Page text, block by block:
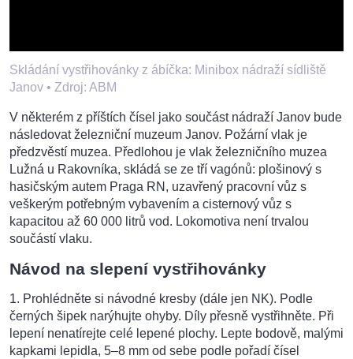
Skládání vystřihovánky z ábíčka: Minibox nádraží sídliště
Janov • Zdroj: ABM
V některém z příštích čísel jako součást nádraží Janov bude
následovat železniční muzeum Janov. Požární vlak je
předzvěstí muzea. Předlohou je vlak železničního muzea
Lužná u Rakovníka, skládá se ze tří vagónů: plošinový s
hasičským autem Praga RN, uzavřený pracovní vůz s
veškerým potřebným vybavením a cisternový vůz s
kapacitou až 60 000 litrů vod. Lokomotiva není trvalou
součástí vlaku.
Návod na slepení vystřihovánky
1. Prohlédněte si návodné kresby (dále jen NK). Podle
černých šipek narýhujte ohyby. Díly přesně vystřihněte. Při
lepení nenatírejte celé lepené plochy. Lepte bodově, malými
kapkami lepidla, 5–8 mm od sebe podle pořadí čísel